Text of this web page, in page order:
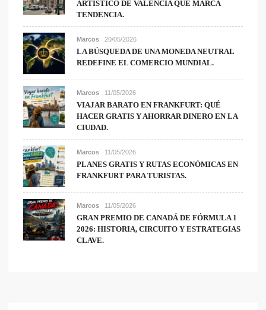
ARTÍSTICO DE VALENCIA QUE MARCA
TENDENCIA.
Marcos 20/05/2026
LA BÚSQUEDA DE UNA MONEDA NEUTRAL
REDEFINE EL COMERCIO MUNDIAL.
Marcos 11/05/2026
VIAJAR BARATO EN FRANKFURT: QUÉ
HACER GRATIS Y AHORRAR DINERO EN LA
CIUDAD.
Marcos 11/05/2026
PLANES GRATIS Y RUTAS ECONÓMICAS EN
FRANKFURT PARA TURISTAS.
Marcos 11/05/2026
GRAN PREMIO DE CANADÁ DE FÓRMULA 1
2026: HISTORIA, CIRCUITO Y ESTRATEGIAS
CLAVE.